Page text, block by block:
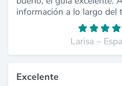
información a lo largo del
Larisa –
Excelente